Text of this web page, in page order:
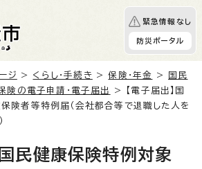
緊急情報なし
防災ポータル
ジ > くらし・手続き >保険・年金 >
国民
険の電子申請・電子届出
> 【電子届出】国
険者等特例届（会社都合等で退職した人を
国民健康保険特例対象